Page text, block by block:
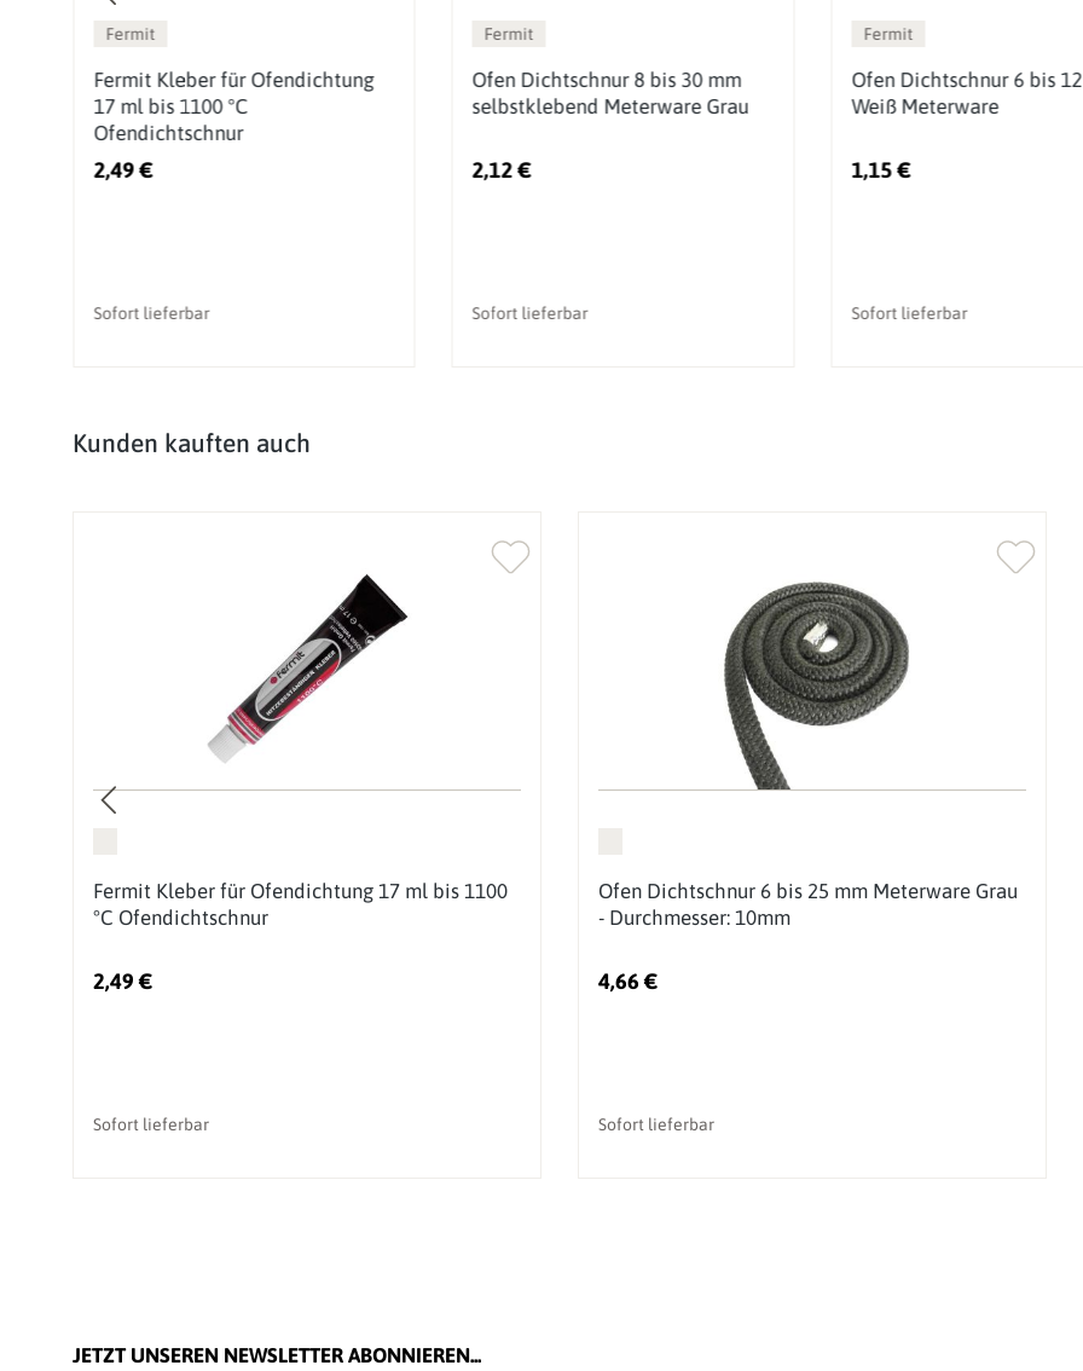
Fermit
Fermit Kleber für Ofendichtung
17 ml bis 1100 °C
Ofendichtschnur
2,49 €
Sofort lieferbar
Fermit
Ofen Dichtschnur 8 bis 30 mm
selbstklebend Meterware Grau
2,12 €
Sofort lieferbar
Fermit
Ofen Dichtschnur 6 bis
Weiß Meterware
1,15 €
Sofort lieferbar
Produktgalerie überspringen
Kunden kauften auch
Fermit Kleber für Ofendichtung 17 ml bis 1100
°C Ofendichtschnur
2,49 €
Sofort lieferbar
Ofen Dichtschnur 6 bis 25 mm Meterware Grau
- Durchmesser: 10mm
4,66 €
Sofort lieferbar
JETZT UNSEREN NEWSLETTER ABONNIEREN...